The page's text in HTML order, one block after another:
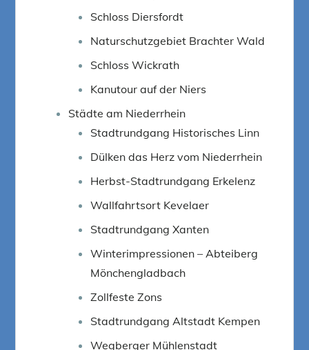
Schloss Diersfordt
Naturschutzgebiet Brachter Wald
Schloss Wickrath
Kanutour auf der Niers
Städte am Niederrhein
Stadtrundgang Historisches Linn
Dülken das Herz vom Niederrhein
Herbst-Stadtrundgang Erkelenz
Wallfahrtsort Kevelaer
Stadtrundgang Xanten
Winterimpressionen – Abteiberg
Mönchengladbach
Zollfeste Zons
Stadtrundgang Altstadt Kempen
Wegberger Mühlenstadt